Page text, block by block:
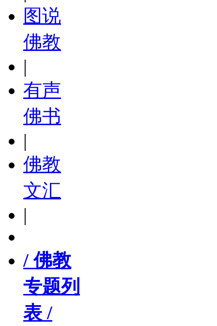
图说
佛教
|
有声
佛书
|
佛教
文汇
|
/ 佛教
专题列
表 /